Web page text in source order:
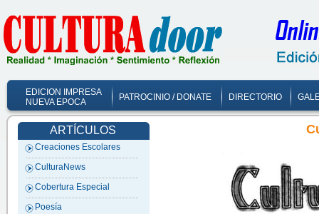
EDICION IMPRESA
NUEVA EPOCA
PATROCINIO / DONATE DIRECTORIO
ARTÍCULOS
Creaciones Escolares
CulturaNews
Cobertura Especial
Poesía